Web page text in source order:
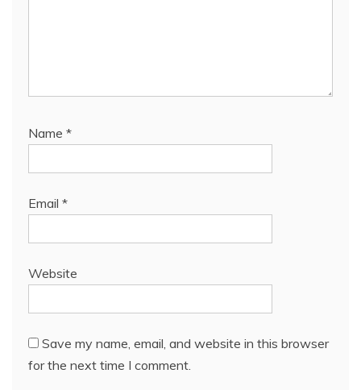
Name *
Email *
Website
Save my name, email, and website in this browser
for the next time I comment.